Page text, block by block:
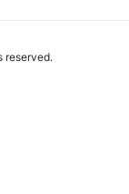
reserved.